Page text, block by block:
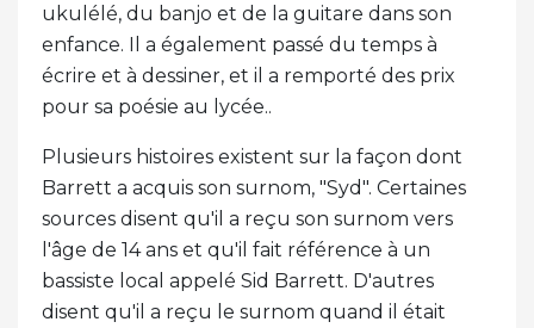
ukulélé, du banjo et de la guitare dans son
enfance. Il a également passé du temps à
écrire et à dessiner, et il a remporté des prix
pour sa poésie au lycée..
Plusieurs histoires existent sur la façon dont
Barrett a acquis son surnom, "Syd". Certaines
sources disent qu'il a reçu son surnom vers
l'âge de 14 ans et qu'il fait référence à un
bassiste local appelé Sid Barrett. D'autres
disent qu'il a reçu le surnom quand il était